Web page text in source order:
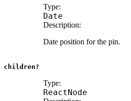
Type:
Date
Description:
Date position for the pin.
children?
Type:
ReactNode